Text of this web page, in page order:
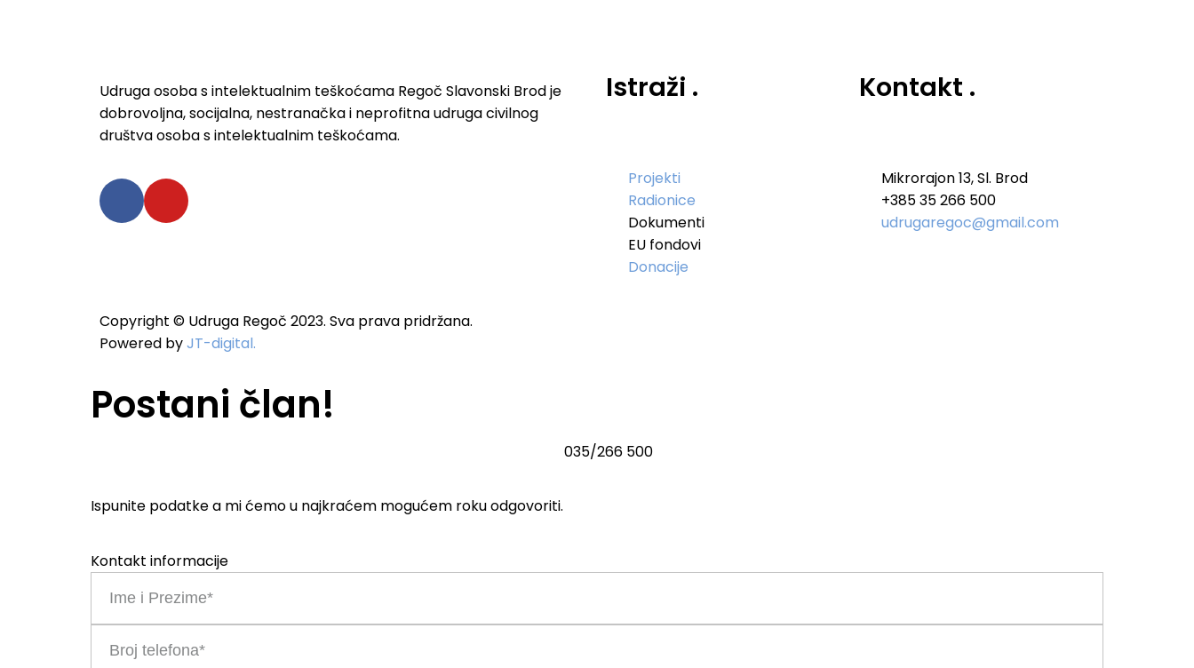
Udruga osoba s intelektualnim teškoćama Regoč Slavonski Brod je
dobrovoljna, socijalna, nestranačka i neprofitna udruga civilnog
društva osoba s intelektualnim teškoćama.
Istraži .
Projekti
Radionice
Dokumenti
EU fondovi
Donacije
Kontakt .
Mikrorajon 13, Sl. Brod
+385 35 266 500
udrugaregoc@gmail.com
Copyright © Udruga Regoč 2023. Sva prava pridržana.
Powered byJT-digital.
Postani član!
035/266 500
Ispunite podatke a mi ćemo u najkraćem mogućem roku odgovoriti.
Kontakt informacije